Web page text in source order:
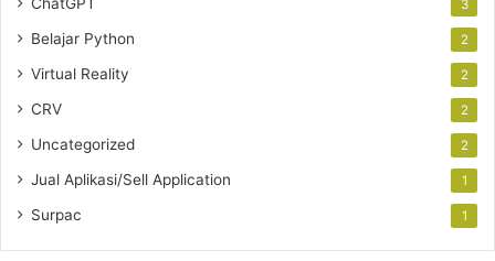
3
Belajar Python 2
Virtual Reality 2
CRV 2
Uncategorized 2
Jual Aplikasi/Sell Application 1
Surpac 1